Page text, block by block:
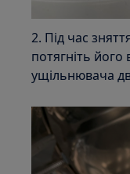
2. Під час
потягніть його
ущільнювача